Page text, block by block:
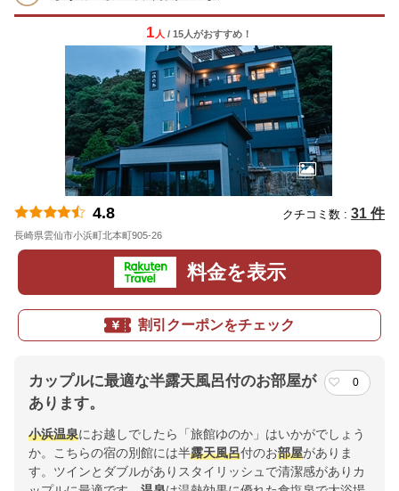
1 人 / 15人がおすすめ！
4.8 クチコミ数 : 31 件
長崎県雲仙市小浜町北本町905-26
料金を表示
割引クーポンをチェック
カップルに最適な半露天風呂付のお部屋が
あります。
0
小浜温泉にお越しでしたら「旅館ゆのか」はいかがでしょう
か。こちらの宿の別館には半露天風呂付のお部屋がありま
す。ツインとダブルがありスタイリッシュで清潔感がありカ